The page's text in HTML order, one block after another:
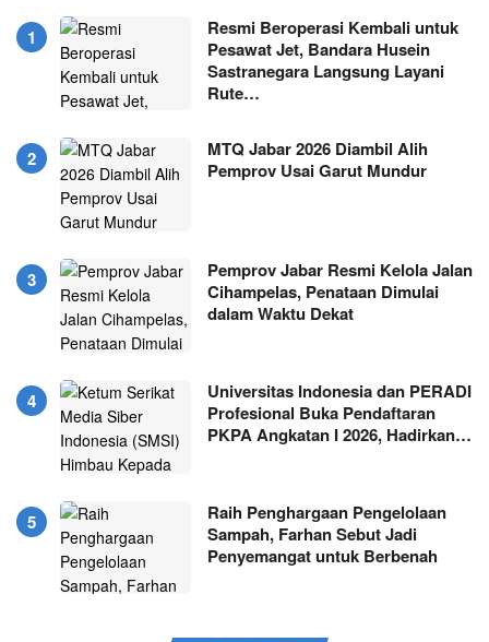
Resmi Beroperasi Kembali untuk
Pesawat Jet, Bandara Husein
Sastranegara Langsung Layani
Rute…
MTQ Jabar 2026 Diambil Alih
Pemprov Usai Garut Mundur
Pemprov Jabar Resmi Kelola Jalan
Cihampelas, Penataan Dimulai
dalam Waktu Dekat
Universitas Indonesia dan PERADI
Profesional Buka Pendaftaran
PKPA Angkatan I 2026, Hadirkan…
Raih Penghargaan Pengelolaan
Sampah, Farhan Sebut Jadi
Penyemangat untuk Berbenah